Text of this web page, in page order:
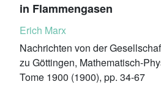
in Flammengasen
Erich Marx
Nachrichten von der
zu Göttingen, Mathematisch-
Tome 1900 (1900), pp. 34-67